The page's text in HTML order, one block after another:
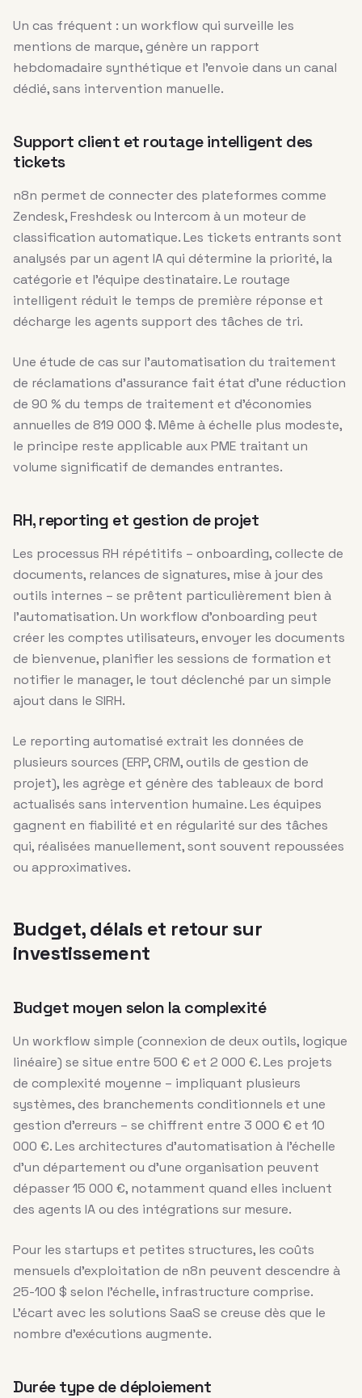
Un cas fréquent : un workflow qui surveille les
mentions de marque, génère un rapport
hebdomadaire synthétique et l’envoie dans un canal
dédié, sans intervention manuelle.
Support client et routage intelligent des
tickets
n8n permet de connecter des plateformes comme
Zendesk, Freshdesk ou Intercom à un moteur de
classification automatique. Les tickets entrants sont
analysés par un agent IA qui détermine la priorité, la
catégorie et l’équipe destinataire. Le routage
intelligent réduit le temps de première réponse et
décharge les agents support des tâches de tri.
Une étude de cas sur l’automatisation du traitement
de réclamations d’assurance fait état d’une réduction
de 90 % du temps de traitement et d’économies
annuelles de 819 000 $. Même à échelle plus modeste,
le principe reste applicable aux PME traitant un
volume significatif de demandes entrantes.
RH, reporting et gestion de projet
Les processus RH répétitifs – onboarding, collecte de
documents, relances de signatures, mise à jour des
outils internes – se prêtent particulièrement bien à
l’automatisation. Un workflow d’onboarding peut
créer les comptes utilisateurs, envoyer les documents
de bienvenue, planifier les sessions de formation et
notifier le manager, le tout déclenché par un simple
ajout dans le SIRH.
Le reporting automatisé extrait les données de
plusieurs sources (ERP, CRM, outils de gestion de
projet), les agrège et génère des tableaux de bord
actualisés sans intervention humaine. Les équipes
gagnent en fiabilité et en régularité sur des tâches
qui, réalisées manuellement, sont souvent repoussées
ou approximatives.
Budget, délais et retour sur
investissement
Budget moyen selon la complexité
Un workflow simple (connexion de deux outils, logique
linéaire) se situe entre 500 € et 2 000 €. Les projets
de complexité moyenne – impliquant plusieurs
systèmes, des branchements conditionnels et une
gestion d’erreurs – se chiffrent entre 3 000 € et 10
000 €. Les architectures d’automatisation à l’échelle
d’un département ou d’une organisation peuvent
dépasser 15 000 €, notamment quand elles incluent
des agents IA ou des intégrations sur mesure.
Pour les startups et petites structures, les coûts
mensuels d’exploitation de n8n peuvent descendre à
25-100 $ selon l’échelle, infrastructure comprise.
L’écart avec les solutions SaaS se creuse dès que le
nombre d’exécutions augmente.
Durée type de déploiement